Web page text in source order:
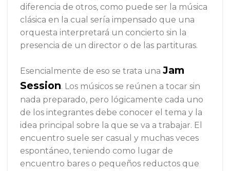
diferencia de otros, como puede ser la música
clásica en la cual sería impensado que una
orquesta interpretará un concierto sin la
presencia de un director o de las partituras.
Esencialmente de eso se trata una Jam
Session. Los músicos se reúnen a tocar sin
nada preparado, pero lógicamente cada uno
de los integrantes debe conocer el tema y la
idea principal sobre la que se va a trabajar. El
encuentro suele ser casual y muchas veces
espontáneo, teniendo como lugar de
encuentro bares o pequeños reductos que